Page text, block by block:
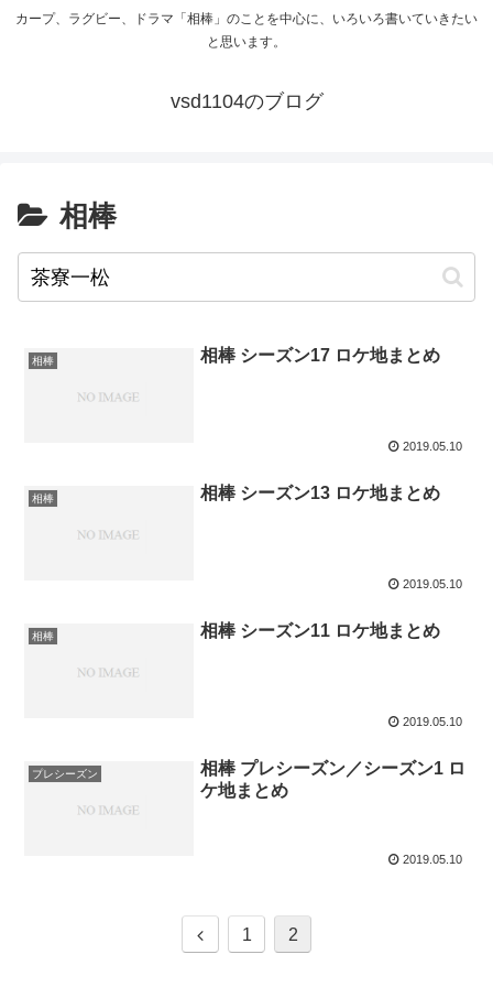
カープ、ラグビー、ドラマ「相棒」のことを中心に、いろいろ書いていきたい
と思います。
vsd1104のブログ
相棒
相棒 相棒 シーズン17 ロケ地まとめ
2019.05.10
相棒 相棒 シーズン13 ロケ地まとめ
2019.05.10
相棒 相棒 シーズン11 ロケ地まとめ
2019.05.10
プレシーズン
相棒 プレシーズン／シーズン1 ロ
ケ地まとめ
2019.05.10
前
1 2